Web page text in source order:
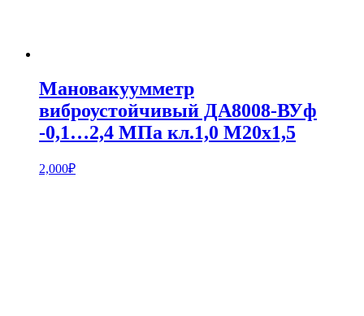
Мановакуумметр
виброустойчивый ДА8008-ВУф
-0,1…2,4 МПа кл.1,0 М20х1,5
2,000₽